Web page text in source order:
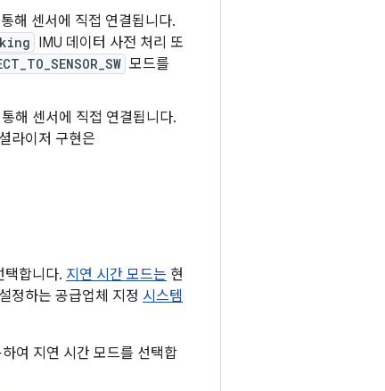
해 센서에 직접 연결됩니다.
IMU 데이터 사전 처리 또
모드를
해 센서에 직접 연결됩니다.
라이저 구현은
택합니다. 지연 시간 모드는 현
정하는 공급업체 지정 시스템
여 지연 시간 모드를 선택합